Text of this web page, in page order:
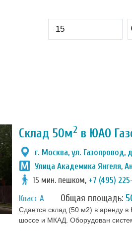
Склад 50м2 в ЮАО
г. Москва, ул. Газопровод,
Улица Академика Янгеля,
15 мин. пешком, +7 (495)
Класс А
Общая площадь:
Сдается склад (50 м2) в аренду
шоссе и МКАД. Оборудован